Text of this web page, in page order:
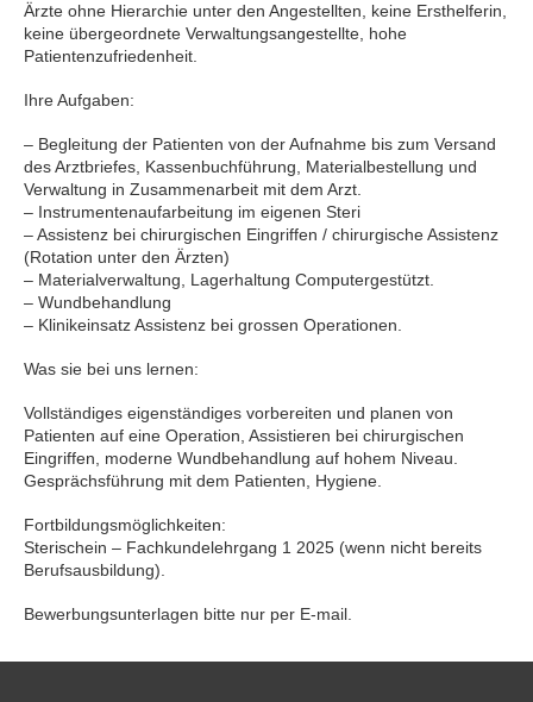
Ärzte ohne Hierarchie unter den Angestellten, keine Ersthelferin,
keine übergeordnete Verwaltungsangestellte, hohe
Patientenzufriedenheit.
Ihre Aufgaben:
– Begleitung der Patienten von der Aufnahme bis zum Versand
des Arztbriefes, Kassenbuchführung, Materialbestellung und
Verwaltung in Zusammenarbeit mit dem Arzt.
– Instrumentenaufarbeitung im eigenen Steri
– Assistenz bei chirurgischen Eingriffen / chirurgische Assistenz
(Rotation unter den Ärzten)
– Materialverwaltung, Lagerhaltung Computergestützt.
– Wundbehandlung
– Klinikeinsatz Assistenz bei grossen Operationen.
Was sie bei uns lernen:
Vollständiges eigenständiges vorbereiten und planen von
Patienten auf eine Operation, Assistieren bei chirurgischen
Eingriffen, moderne Wundbehandlung auf hohem Niveau.
Gesprächsführung mit dem Patienten, Hygiene.
Fortbildungsmöglichkeiten:
Sterischein – Fachkundelehrgang 1 2025 (wenn nicht bereits
Berufsausbildung).
Bewerbungsunterlagen bitte nur per E-mail.